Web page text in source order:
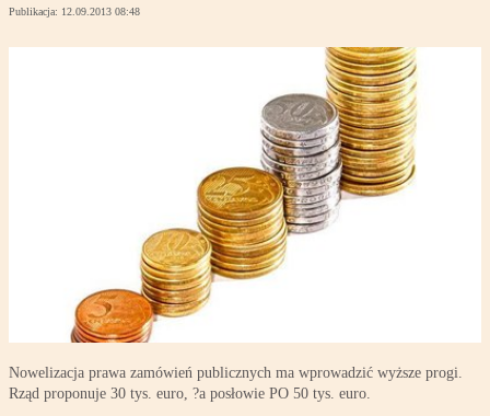
Publikacja: 12.09.2013 08:48
Nowelizacja prawa zamówień publicznych ma wprowadzić wyższe progi.
Rząd proponuje 30 tys. euro, ?a posłowie PO 50 tys. euro.